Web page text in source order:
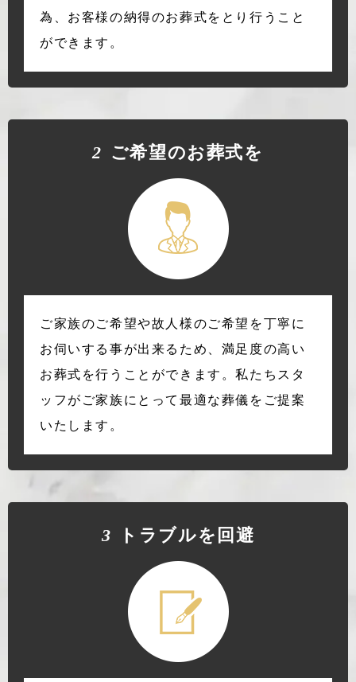
為、お客様の納得のお葬式をとり行うこと
ができます。
2 ご希望のお葬式を
ご家族のご希望や故人様のご希望を丁寧に
お伺いする事が出来るため、満足度の高い
お葬式を行うことができます。私たちスタ
ッフがご家族にとって最適な葬儀をご提案
いたします。
3 トラブルを回避